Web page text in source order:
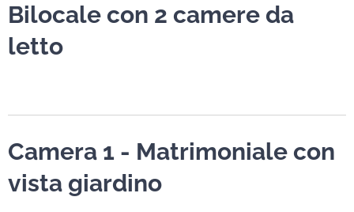
Bilocale con 2 camere da
letto
Camera 1 - Matrimoniale con
vista giardino